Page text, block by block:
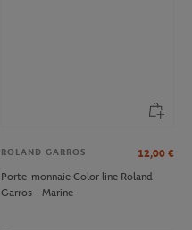
ROLAND GARROS 12,00 €
Porte-monnaie Color line Roland-
Garros - Marine